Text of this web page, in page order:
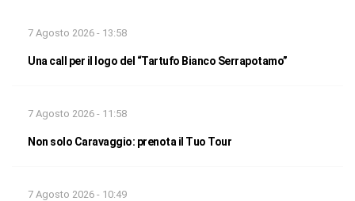
7 Agosto 2026 - 13:58
Una call per il logo del “Tartufo Bianco Serrapotamo”
7 Agosto 2026 - 11:58
Non solo Caravaggio: prenota il Tuo Tour
7 Agosto 2026 - 10:49